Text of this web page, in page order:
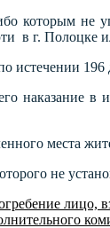
которым не
в г. Полоцке
истечении
наказание
места
не
лицо,